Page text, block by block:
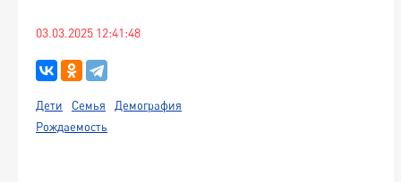
03.03.2025 12:41:48
Дети Семья
Демография
Рождаемость